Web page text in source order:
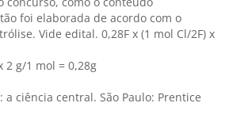
foi elaborada de acordo com o
Vide edital. 0,28F x (1 mol Cl/2F) x
2 g/1 mol = 0,28g
a ciência central. São Paulo: Prentice